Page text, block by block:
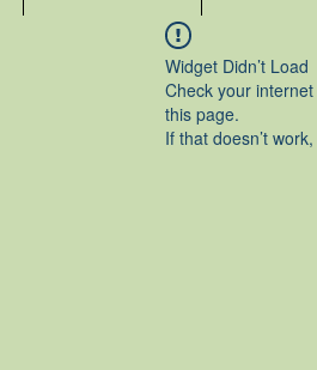
Widget Didn’t Load
Check your
this page.
If that doesn’t